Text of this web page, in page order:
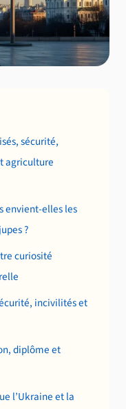
sécurité,
agriculture
envient-elles les
?
curiosité
incivilités et
diplôme et
l’Ukraine et la